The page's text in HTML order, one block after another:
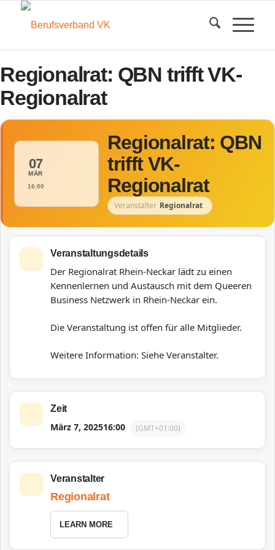
Regionalrat: QBN trifft VK-
Regionalrat
07
MÄR
16:00
Regionalrat: QBN
trifft VK-
Regionalrat
Veranstalter Regionalrat
Veranstaltungsdetails
Der Regionalrat Rhein-Neckar lädt zu einen
Kennenlernen und Austausch mit dem Queeren
Business Netzwerk in Rhein-Neckar ein.
Die Veranstaltung ist offen für alle Mitglieder.
Weitere Information: Siehe Veranstalter.
Zeit
März 7, 202516:00 (GMT+01:00)
Veranstalter
Regionalrat
LEARN MORE